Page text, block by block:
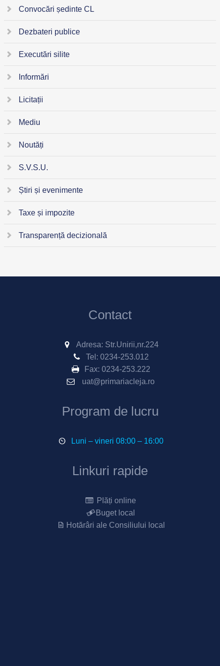
Convocări ședinte CL
Dezbateri publice
Executări silite
Informări
Licitații
Mediu
Noutăți
S.V.S.U.
Știri și evenimente
Taxe și impozite
Transparență decizională
Contact
Adresa: Str.Unirii,nr.224
Tel: 0234-253.012
Fax: 0234-253.222
uat@primariacleja.ro
Program de lucru
Luni – vineri 08:00 – 16:00
Linkuri rapide
Plăți online
Buget local
Hotărâri ale Consiliului local